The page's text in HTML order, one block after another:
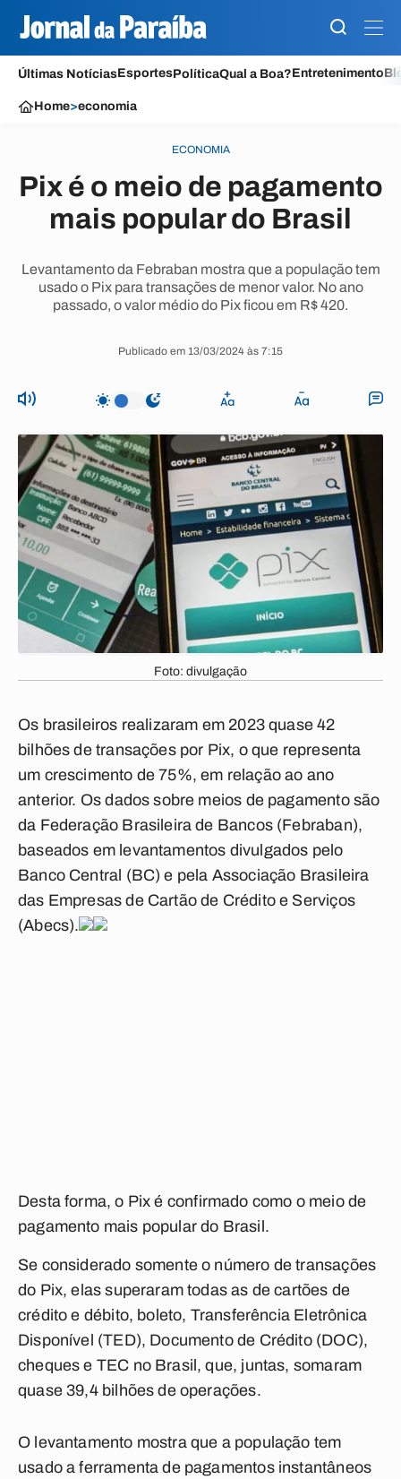
Últimas NotíciasEsportesPolíticaQual a Boa?Entretenimento
Home>economia
ECONOMIA
Pix é o meio de pagamento
mais popular do Brasil
Levantamento da Febraban mostra que a população tem
usado o Pix para transações de menor valor. No ano
passado, o valor médio do Pix ficou em R$ 420.
Publicado em 13/03/2024 às 7:15
Foto: divulgação
Os brasileiros realizaram em 2023 quase 42
bilhões de transações por Pix, o que representa
um crescimento de 75%, em relação ao ano
anterior. Os dados sobre meios de pagamento são
da Federação Brasileira de Bancos (Febraban),
baseados em levantamentos divulgados pelo
Banco Central (BC) e pela Associação Brasileira
das Empresas de Cartão de Crédito e Serviços
(Abecs).
Desta forma, o Pix é confirmado como o meio de
pagamento mais popular do Brasil .
Se considerado somente o número de transações
do Pix, elas superaram todas as de cartões de
crédito e débito, boleto, Transferência Eletrônica
Disponível (TED), Documento de Crédito (DOC),
cheques e TEC no Brasil, que, juntas, somaram
quase 39,4 bilhões de operações.
O levantamento mostra que a população tem
usado a ferramenta de pagamentos instantâneos